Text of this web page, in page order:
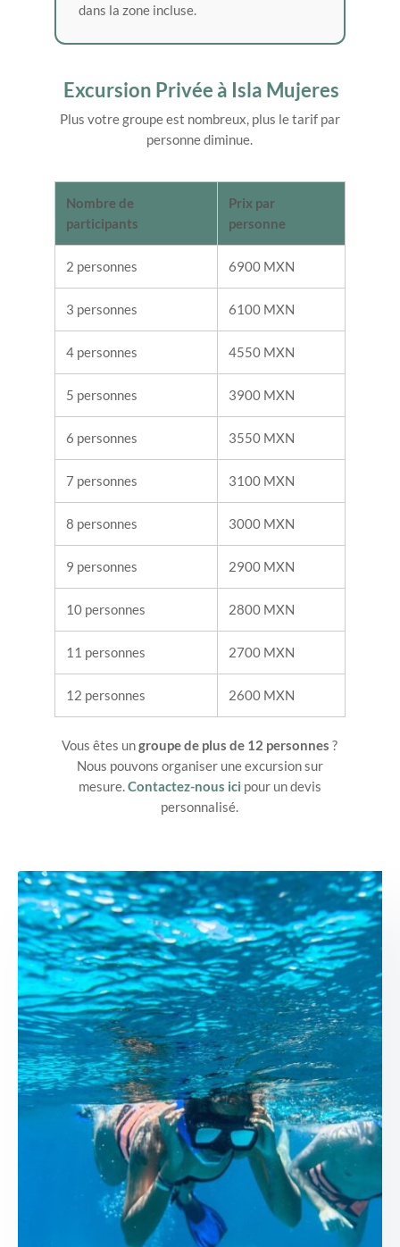
dans la zone incluse.
Excursion Privée à Isla Mujeres
Plus votre groupe est nombreux, plus le tarif par
personne diminue.
Nombre de
participants
Prix par
personne
2 personnes 6900 MXN
3 personnes 6100 MXN
4 personnes 4550 MXN
5 personnes 3900 MXN
6 personnes 3550 MXN
7 personnes 3100 MXN
8 personnes 3000 MXN
9 personnes 2900 MXN
10 personnes 2800 MXN
11 personnes 2700 MXN
12 personnes 2600 MXN
Vous êtes ungroupe de plus de 12 personnes ?
Nous pouvons organiser une excursion sur
mesure. Contactez-nous ici pour un devis
personnalisé.